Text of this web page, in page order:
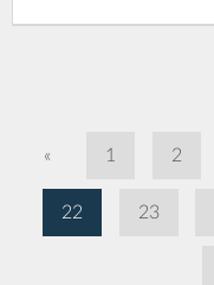
« 1 2
22 23